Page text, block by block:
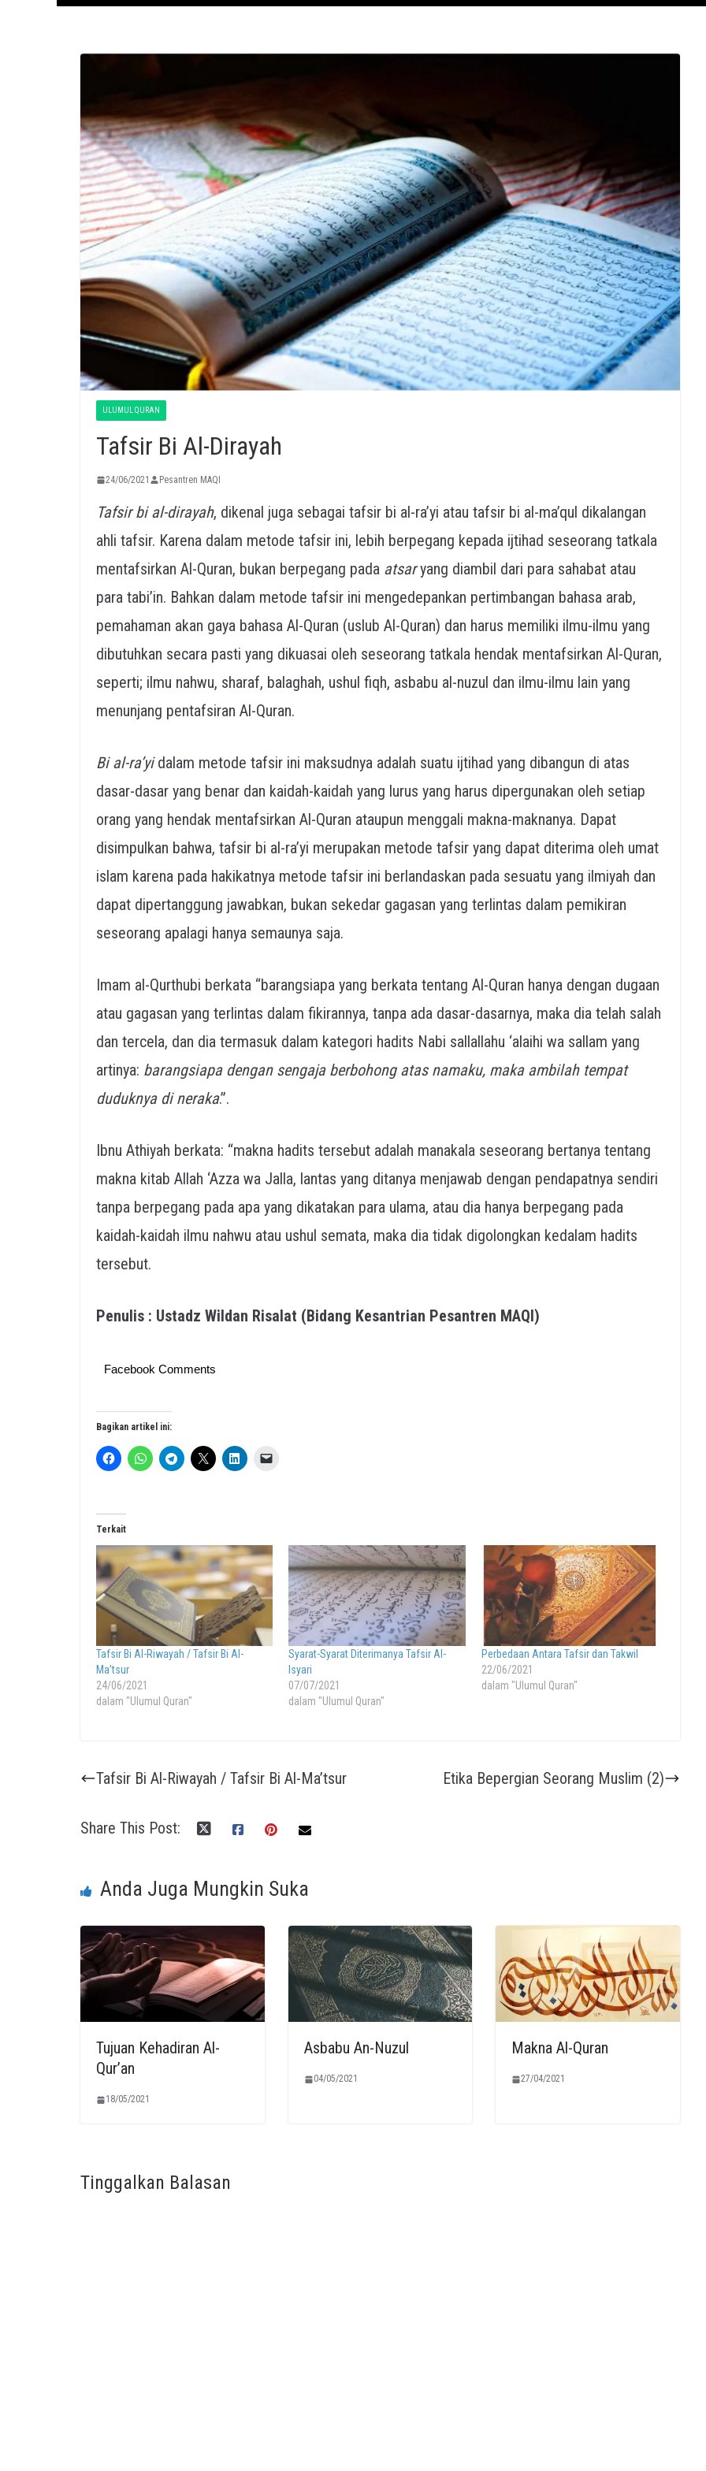
ULUMUL QURAN
Tafsir Bi Al-Dirayah
24/06/2021 Pesantren MAQI
Tafsir bi al-dirayah, dikenal juga sebagai tafsir bi al-ra’yi atau tafsir bi al-ma’qul dikalangan
ahli tafsir. Karena dalam metode tafsir ini, lebih berpegang kepada ijtihad seseorang tatkala
mentafsirkan Al-Quran, bukan berpegang pada atsaryang diambil dari para sahabat atau
para tabi’in. Bahkan dalam metode tafsir ini mengedepankan pertimbangan bahasa arab,
pemahaman akan gaya bahasa Al-Quran (uslub Al-Quran) dan harus memiliki ilmu-ilmu yang
dibutuhkan secara pasti yang dikuasai oleh seseorang tatkala hendak mentafsirkan Al-Quran,
seperti; ilmu nahwu, sharaf, balaghah, ushul fiqh, asbabu al-nuzul dan ilmu-ilmu lain yang
menunjang pentafsiran Al-Quran.
Bi al-ra’yidalam metode tafsir ini maksudnya adalah suatu ijtihad yang dibangun di atas
dasar-dasar yang benar dan kaidah-kaidah yang lurus yang harus dipergunakan oleh setiap
orang yang hendak mentafsirkan Al-Quran ataupun menggali makna-maknanya. Dapat
disimpulkan bahwa, tafsir bi al-ra’yi merupakan metode tafsir yang dapat diterima oleh umat
islam karena pada hakikatnya metode tafsir ini berlandaskan pada sesuatu yang ilmiyah dan
dapat dipertanggung jawabkan, bukan sekedar gagasan yang terlintas dalam pemikiran
seseorang apalagi hanya semaunya saja.
Imam al-Qurthubi berkata “barangsiapa yang berkata tentang Al-Quran hanya dengan dugaan
atau gagasan yang terlintas dalam fikirannya, tanpa ada dasar-dasarnya, maka dia telah salah
dan tercela, dan dia termasuk dalam kategori hadits Nabi sallallahu ‘alaihi wa sallam yang
artinya: barangsiapa dengan sengaja berbohong atas namaku, maka ambilah tempat
duduknya di neraka.”.
Ibnu Athiyah berkata: “makna hadits tersebut adalah manakala seseorang bertanya tentang
makna kitab Allah ‘Azza wa Jalla, lantas yang ditanya menjawab dengan pendapatnya sendiri
tanpa berpegang pada apa yang dikatakan para ulama, atau dia hanya berpegang pada
kaidah-kaidah ilmu nahwu atau ushul semata, maka dia tidak digolongkan kedalam hadits
tersebut.
Penulis : Ustadz Wildan Risalat (Bidang Kesantrian Pesantren MAQI)
Facebook Comments
Bagikan artikel ini:
Terkait
Tafsir Bi Al-Riwayah / Tafsir Bi Al-
Ma’tsur
24/06/2021
dalam "Ulumul Quran"
Syarat-Syarat Diterimanya Tafsir Al-
Isyari
07/07/2021
dalam "Ulumul Quran"
Perbedaan Antara Tafsir dan Takwil
22/06/2021
dalam "Ulumul Quran"
Tafsir Bi Al-Riwayah / Tafsir Bi Al-Ma’tsur Etika Bepergian Seorang Muslim (2)
Share This Post:
Anda Juga Mungkin Suka
Tujuan Kehadiran Al-
Qur’an
18/05/2021
Asbabu An-Nuzul
04/05/2021
Makna Al-Quran
27/04/2021
Tinggalkan Balasan